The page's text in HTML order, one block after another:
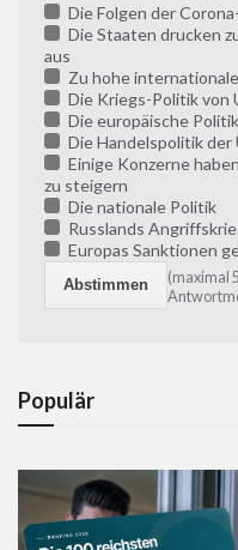
Die Folgen der
Die Staaten drucken
aus
Zu hohe
Die Kriegs-Politik von
Die europäische Politik
Die Handelspolitik der
Einige Konzerne
zu steigern
Die nationale Politik
Russlands
Europas Sanktionen
(maximal 5
Populär